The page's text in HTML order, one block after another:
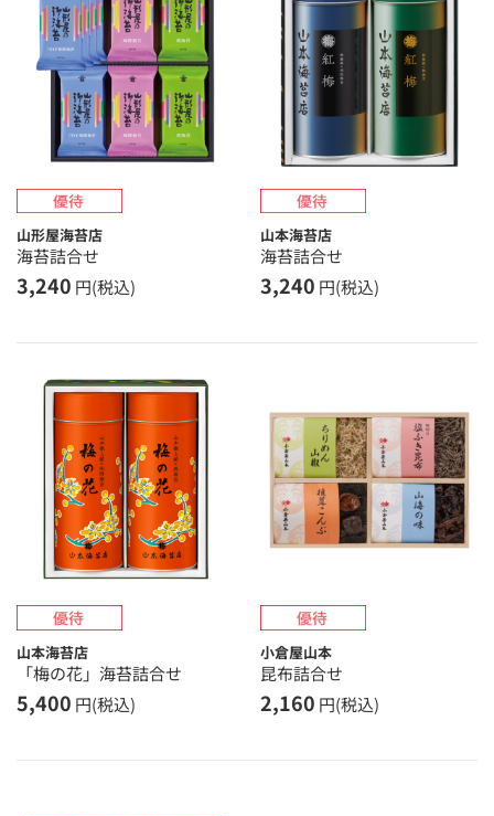
山形屋海苔店
海苔詰合せ
3,240 円(税込)
山本海苔店
海苔詰合せ
3,240 円(税込)
山本海苔店
「梅の花」海苔詰合せ
5,400 円(税込)
小倉屋山本
昆布詰合せ
2,160 円(税込)